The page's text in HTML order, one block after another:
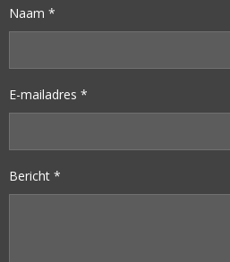
Naam *
E-mailadres *
Bericht *